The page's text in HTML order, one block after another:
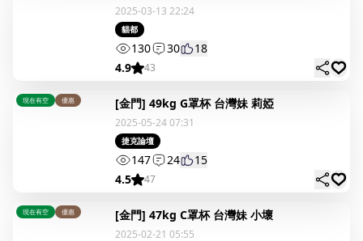
2025-03-13 22:24
貓都
130 30
18
4.9
43
現在有空 優惠 [金門] 49kg G罩杯 台灣妹 莉婭
2025-05-24 07:31
捷克論壇
147 24
15
4.5
47
現在有空 優惠 [金門] 47kg C罩杯 台灣妹 小壞
2025-02-21 05:55